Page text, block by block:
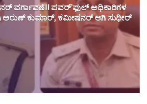
ವರ್ಗಾವಣೆ!! ಪವರ್’ಫುಲ್ ಅಧಿಕಾರಿಗಳ
ಅರುಣ್ ಕುಮಾರ್, ಕಮೀಷನರ್ ಆಗಿ ಸುಧೀರ್